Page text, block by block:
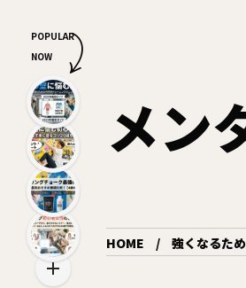
メン
HOME 強くなるた
POPULAR
NOW